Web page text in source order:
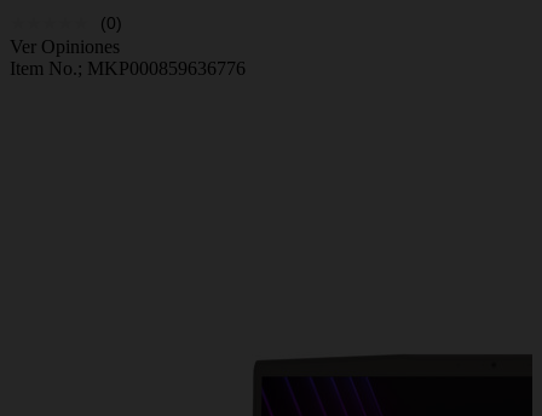
(0)
Ver Opiniones
Item No.; MKP000859636776